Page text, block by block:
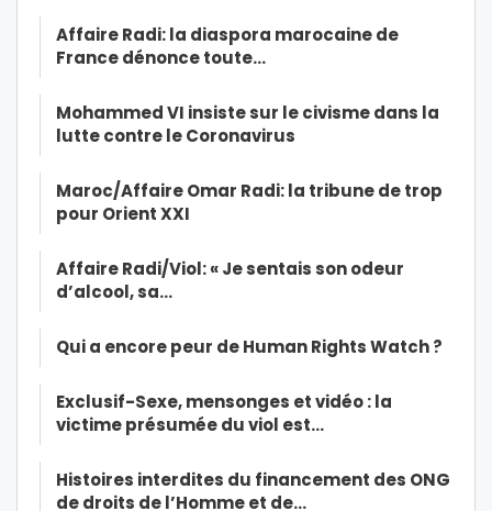
Affaire Radi: la diaspora marocaine de
France dénonce toute…
Mohammed VI insiste sur le civisme dans la
lutte contre le Coronavirus
Maroc/Affaire Omar Radi: la tribune de trop
pour Orient XXI
Affaire Radi/Viol: « Je sentais son odeur
d’alcool, sa…
Qui a encore peur de Human Rights Watch ?
Exclusif-Sexe, mensonges et vidéo : la
victime présumée du viol est…
Histoires interdites du financement des ONG
de droits de l’Homme et de…